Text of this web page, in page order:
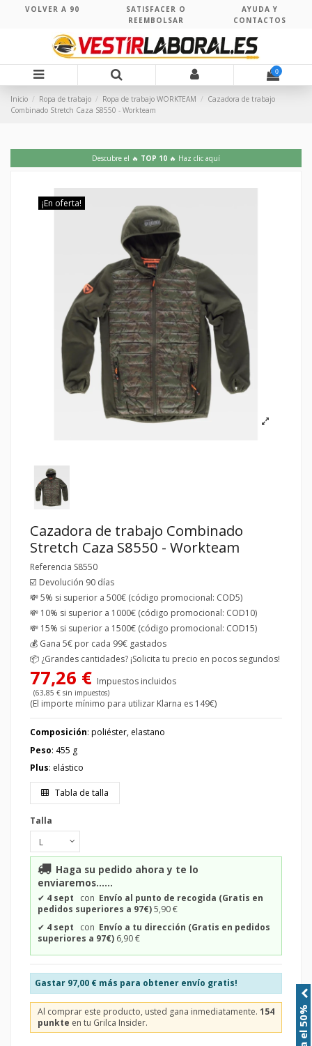
VOLVER A 90
SATISFACER O
REEMBOLSAR
AYUDA Y
CONTACTOS
0
Inicio Ropa de trabajo Ropa de trabajo WORKTEAM
Cazadora de trabajo
Combinado Stretch Caza S8550 - Workteam
Descubre el 🔥 TOP 10 🔥 Haz clic aquí
¡En oferta!
Cazadora de trabajo Combinado
Stretch Caza S8550 - Workteam
Referencia S8550
☑️ Devolución 90 días
💸 5% si superior a 500€ (código promocional: COD5)
💸 10% si superior a 1000€ (código promocional: COD10)
💸 15% si superior a 1500€ (código promocional: COD15)
💰 Gana 5€ por cada 99€ gastados
📦 ¿Grandes cantidades? ¡Solicita tu precio en pocos segundos!
77,26 € Impuestos incluidos
(63,85 € sin impuestos)
(El importe mínimo para utilizar Klarna es 149€)
Composición: poliéster, elastano
Peso: 455 g
Plus: elástico
Tabla de talla
Talla
Haga su pedido ahora y te lo
enviaremos......
✔ 4 sept con Envío al punto de recogida (Gratis en
pedidos superiores a 97€)5,90 €
✔ 4 sept con Envío a tu dirección (Gratis en pedidos
superiores a 97€) 6,90 €
Gastar 97,00 € más para obtener envío gratis!
Al comprar este producto, usted gana inmediatamente. 154
punkte en tu Grilca Insider.